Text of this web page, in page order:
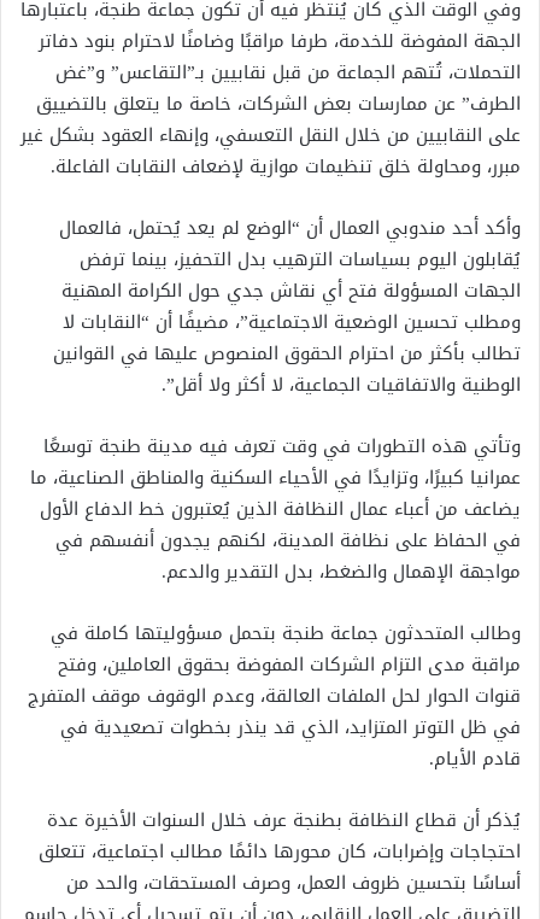
وفي الوقت الذي كان يُنتظر فيه أن تكون جماعة طنجة، باعتبارها
الجهة المفوضة للخدمة، طرفا مراقبًا وضامنًا لاحترام بنود دفاتر
التحملات، تُتهم الجماعة من قبل نقابيين بـ”التقاعس” و”غض
الطرف” عن ممارسات بعض الشركات، خاصة ما يتعلق بالتضييق
على النقابيين من خلال النقل التعسفي، وإنهاء العقود بشكل غير
مبرر، ومحاولة خلق تنظيمات موازية لإضعاف النقابات الفاعلة.
وأكد أحد مندوبي العمال أن “الوضع لم يعد يُحتمل، فالعمال
يُقابلون اليوم بسياسات الترهيب بدل التحفيز، بينما ترفض
الجهات المسؤولة فتح أي نقاش جدي حول الكرامة المهنية
ومطلب تحسين الوضعية الاجتماعية”، مضيفًا أن “النقابات لا
تطالب بأكثر من احترام الحقوق المنصوص عليها في القوانين
الوطنية والاتفاقيات الجماعية، لا أكثر ولا أقل”.
وتأتي هذه التطورات في وقت تعرف فيه مدينة طنجة توسعًا
عمرانيا كبيرًا، وتزايدًا في الأحياء السكنية والمناطق الصناعية، ما
يضاعف من أعباء عمال النظافة الذين يُعتبرون خط الدفاع الأول
في الحفاظ على نظافة المدينة، لكنهم يجدون أنفسهم في
مواجهة الإهمال والضغط، بدل التقدير والدعم.
وطالب المتحدثون جماعة طنجة بتحمل مسؤوليتها كاملة في
مراقبة مدى التزام الشركات المفوضة بحقوق العاملين، وفتح
قنوات الحوار لحل الملفات العالقة، وعدم الوقوف موقف المتفرج
في ظل التوتر المتزايد، الذي قد ينذر بخطوات تصعيدية في
قادم الأيام.
يُذكر أن قطاع النظافة بطنجة عرف خلال السنوات الأخيرة عدة
احتجاجات وإضرابات، كان محورها دائمًا مطالب اجتماعية، تتعلق
أساسًا بتحسين ظروف العمل، وصرف المستحقات، والحد من